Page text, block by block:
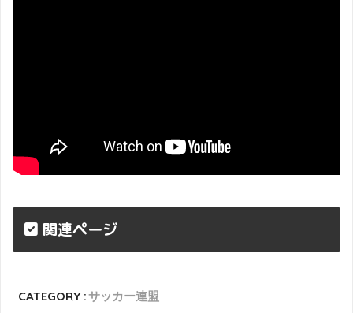
関連ページ
CATEGORY :サッカー連盟